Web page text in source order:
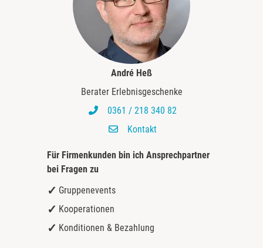
André Heß
Berater Erlebnisgeschenke
0361 / 218 340 82
Kontakt
Für Firmenkunden bin ich Ansprechpartner
bei Fragen zu
Gruppenevents
Kooperationen
Konditionen & Bezahlung